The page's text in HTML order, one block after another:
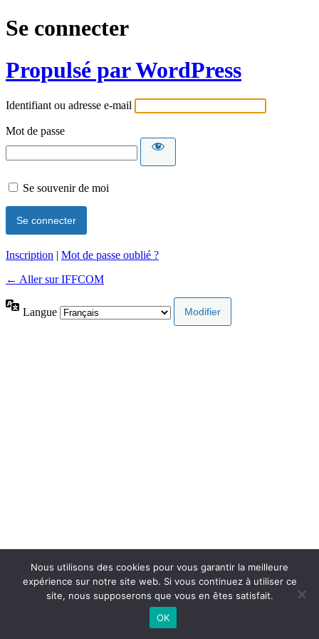
Se connecter
Propulsé par WordPress
Identifiant ou adresse e-mail
Mot de passe
Se souvenir de moi
Inscription | Mot de passe oublié ?
← Aller sur IFFCOM
Langue
Nous utilisons des cookies pour vous garantir la meilleure
expérience sur notre site web. Si vous continuez à utiliser ce
site, nous supposerons que vous en êtes satisfait.
OK